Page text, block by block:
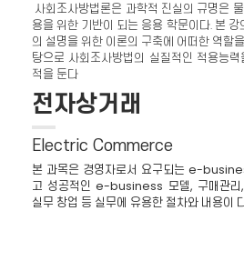
사회조사방법론은 과학적 진실의 규명은
용을 위한 기반이 되는 응용 학문이다. 본
의 설명을 위한 이론의 구축에 어떠한 역할
탕으로 사회조사방법의 실질적인 적용능
적을 둔다
전자상거래
Electric Commerce
본 과목은 경영자로서 요구되는 e-
고 성공적인 e-business 모델, 구매관리,
실무 창업 등 실무에 유용한 절차와 내용이